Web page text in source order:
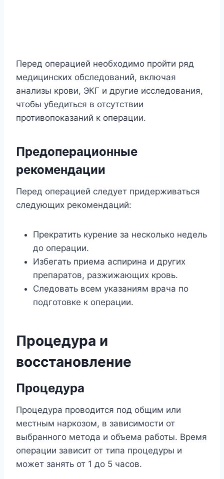
Перед операцией необходимо пройти ряд
медицинских обследований, включая
анализы крови, ЭКГ и другие исследования,
чтобы убедиться в отсутствии
противопоказаний к операции.
Предоперационные
рекомендации
Перед операцией следует придерживаться
следующих рекомендаций:
Прекратить курение за несколько недель
до операции.
Избегать приема аспирина и других
препаратов, разжижающих кровь.
Следовать всем указаниям врача по
подготовке к операции.
Процедура и
восстановление
Процедура
Процедура проводится под общим или
местным наркозом, в зависимости от
выбранного метода и объема работы. Время
операции зависит от типа процедуры и
может занять от 1 до 5 часов.